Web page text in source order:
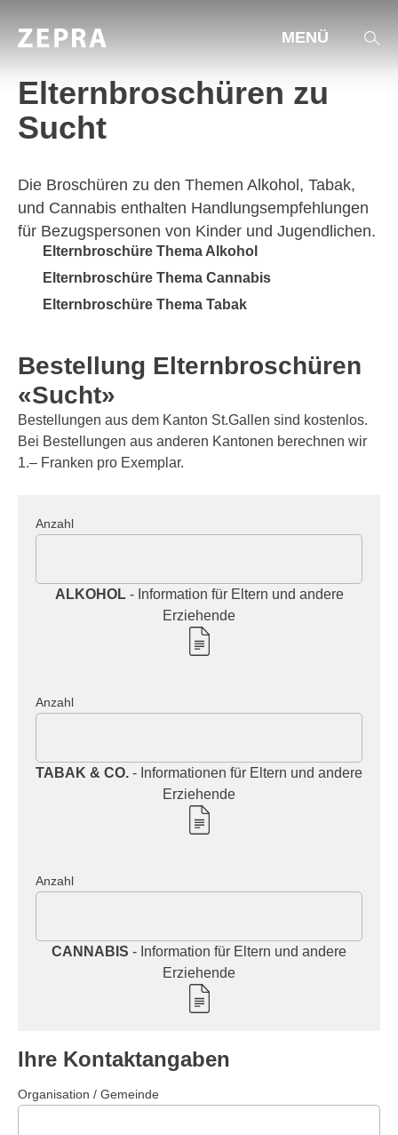
THEMEN & ANGEBOTE
AGENDA
ST.GALLER ZAHLEN
HILFE & BERATUNG
ÜBER UNS
MENÜ
Elternbroschüren zu
Sucht
Die Broschüren zu den Themen Alkohol, Tabak,
und Cannabis enthalten Handlungs­empfehlungen
für Bezugspersonen von Kinder und Jugendlichen.
Elternbroschüre Thema Alkohol
Elternbroschüre Thema Cannabis
Elternbroschüre Thema Tabak
Bestellung Elternbroschüren
«Sucht»
Bestellungen aus dem Kanton St.Gallen sind kostenlos.
Bei Bestellungen aus anderen Kantonen berechnen wir
1.– Franken pro Exemplar.
Anzahl
ALKOHOL- Information für Eltern und andere
Erziehende
Anzahl
TABAK & CO. - Informationen für Eltern und andere
Erziehende
Anzahl
CANNABIS - Information für Eltern und andere
Erziehende
Ihre Kontaktangaben
Organisation / Gemeinde